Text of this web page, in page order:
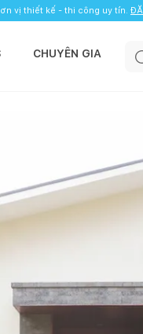
vị thiết kế - thi công uy tín.
CHUYÊN GIA